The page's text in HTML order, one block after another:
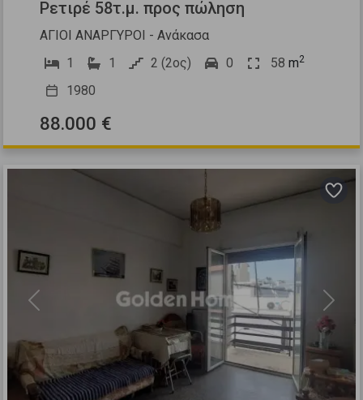
Ρετιρέ 58τ.μ. προς πώληση
ΑΓΙΟΙ ΑΝΑΡΓΥΡΟΙ - Ανάκασα
1
1 2 (2ος) 0 58 m2
1980
88.000 €
Previous Next